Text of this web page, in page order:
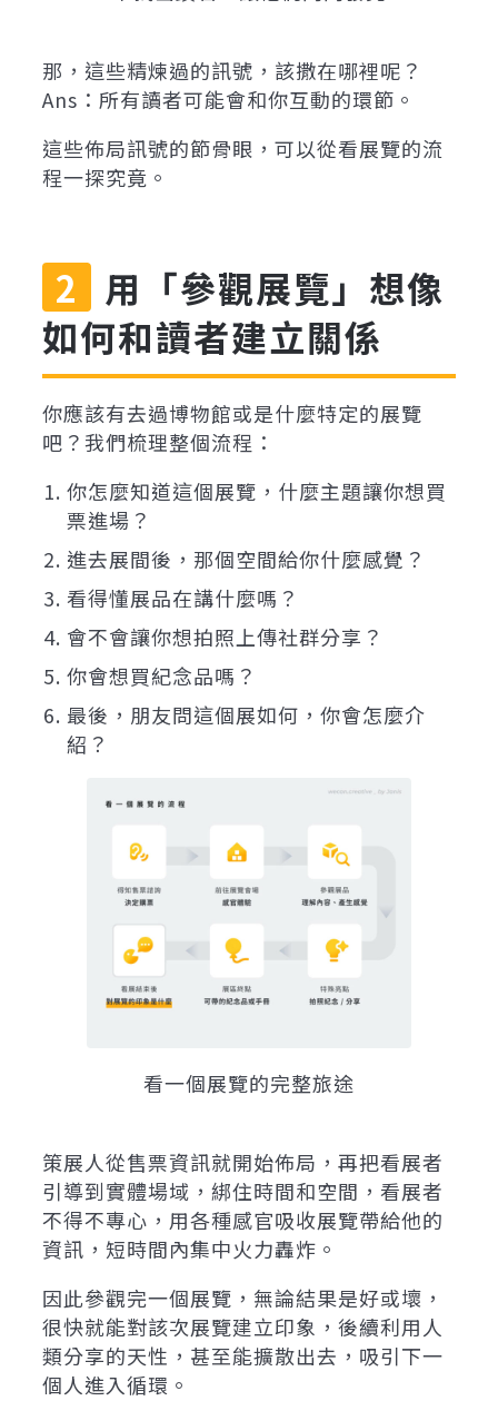
那，這些精煉過的訊號，該撒在哪裡呢？
Ans：所有讀者可能會和你互動的環節。
這些佈局訊號的節骨眼，可以從看展覽的流
程一探究竟。
用「參觀展覽」想像
如何和讀者建立關係
你應該有去過博物館或是什麼特定的展覽
吧？我們梳理整個流程：
你怎麼知道這個展覽，什麼主題讓你想買
票進場？
進去展間後，那個空間給你什麼感覺？
看得懂展品在講什麼嗎？
會不會讓你想拍照上傳社群分享？
你會想買紀念品嗎？
最後，朋友問這個展如何，你會怎麼介
紹？
看一個展覽的完整旅途
策展人從售票資訊就開始佈局，再把看展者
引導到實體場域，綁住時間和空間，看展者
不得不專心，用各種感官吸收展覽帶給他的
資訊，短時間內集中火力轟炸。
因此參觀完一個展覽，無論結果是好或壞，
很快就能對該次展覽建立印象，後續利用人
類分享的天性，甚至能擴散出去，吸引下一
個人進入循環。